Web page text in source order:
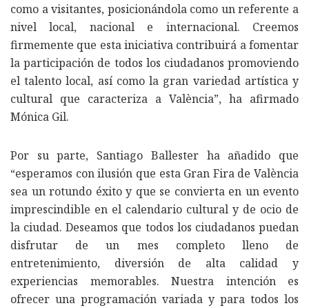
como a visitantes, posicionándola como un referente a
nivel local, nacional e internacional. Creemos
firmemente que esta iniciativa contribuirá a fomentar
la participación de todos los ciudadanos promoviendo
el talento local, así como la gran variedad artística y
cultural que caracteriza a València”, ha afirmado
Mónica Gil.
Por su parte, Santiago Ballester ha añadido que
“esperamos con ilusión que esta Gran Fira de València
sea un rotundo éxito y que se convierta en un evento
imprescindible en el calendario cultural y de ocio de
la ciudad. Deseamos que todos los ciudadanos puedan
disfrutar de un mes completo lleno de
entretenimiento, diversión de alta calidad y
experiencias memorables. Nuestra intención es
ofrecer una programación variada y para todos los